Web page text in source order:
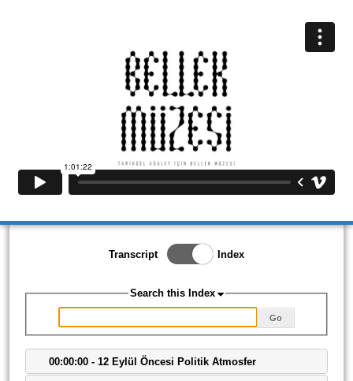
Transcript
Toggle Index/Transcript
View
Index
Search this Index
Go
00:00:00 - 12 Eylül Öncesi Politik Atmosfer